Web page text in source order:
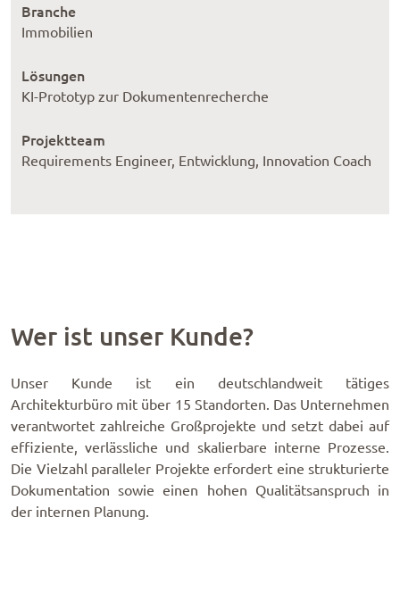
Branche
Immobilien
Lösungen
KI-Prototyp zur Dokumentenrecherche
Projektteam
Requirements Engineer, Entwicklung, Innovation Coach
Wer ist unser Kunde?
Unser Kunde ist ein deutschlandweit tätiges
Architekturbüro mit über 15 Standorten. Das Unternehmen
verantwortet zahlreiche Großprojekte und setzt dabei auf
effiziente, verlässliche und skalierbare interne Prozesse.
Die Vielzahl paralleler Projekte erfordert eine strukturierte
Dokumentation sowie einen hohen Qualitätsanspruch in
der internen Planung.